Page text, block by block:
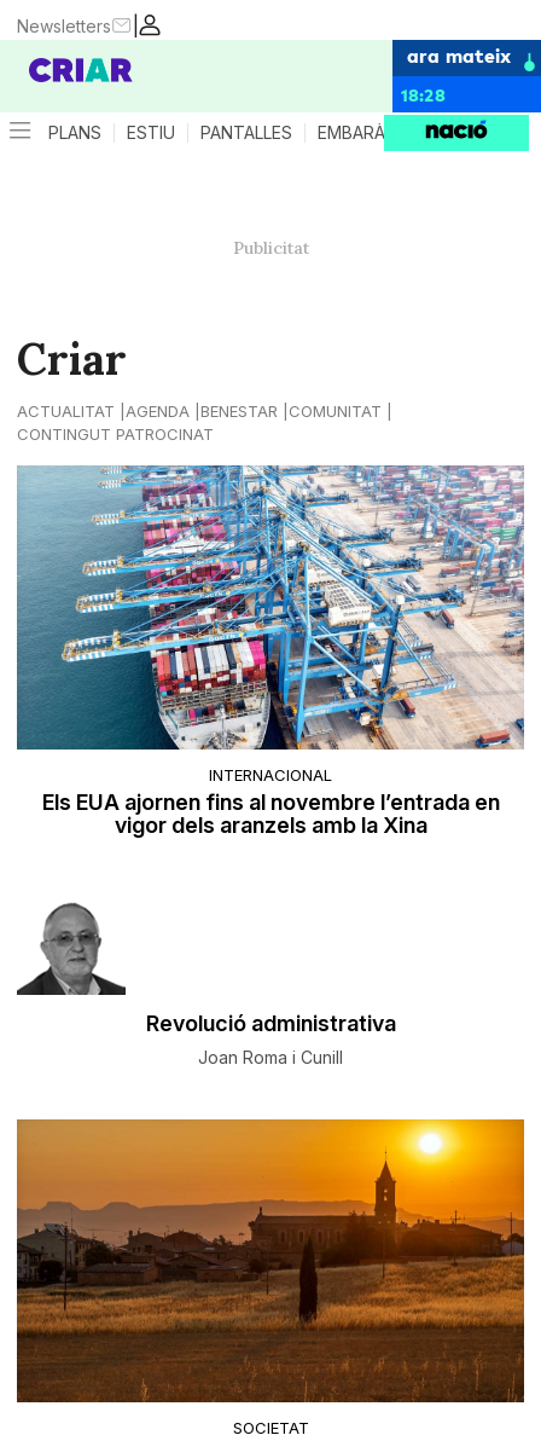
|
Newsletters
ara mateix
18:28
PLANS ESTIU PANTALLES EMBARÀS CRIANÇA
Criar
ACTUALITAT AGENDA BENESTAR
COMUNITAT
CONTINGUT PATROCINAT
INTERNACIONAL
Els EUA ajornen fins al novembre l’entrada en
vigor dels aranzels amb la Xina
Revolució administrativa
Joan Roma i Cunill
SOCIETAT